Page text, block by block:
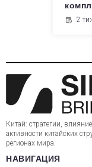
2
Китай: стратегии,
активности китайских
регионах мира.
НАВИГАЦИЯ